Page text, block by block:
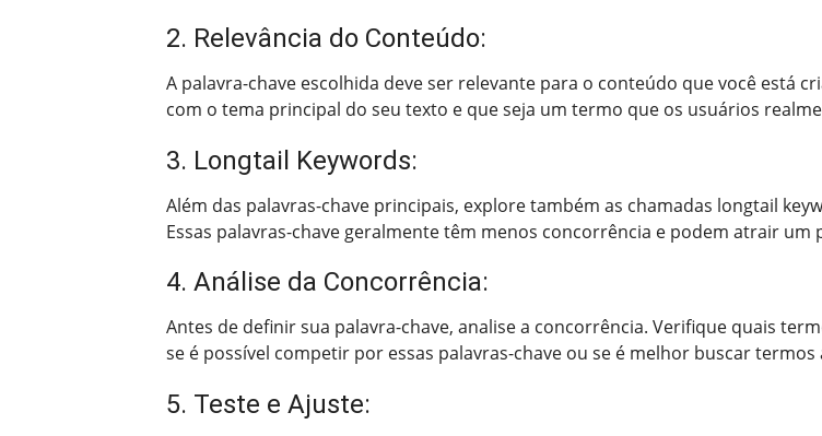
2. Relevância do Conteúdo:
A palavra-chave escolhida deve ser relevante para o conteúdo que você está
com o tema principal do seu texto e que seja um termo que os usuários
3. Longtail Keywords:
Além das palavras-chave principais, explore também as chamadas longtail
Essas palavras-chave geralmente têm menos concorrência e podem atrair um
4. Análise da Concorrência:
Antes de definir sua palavra-chave, analise a concorrência. Verifique quais
se é possível competir por essas palavras-chave ou se é melhor buscar
5. Teste e Ajuste: